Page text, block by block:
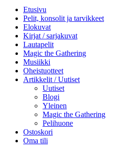
Etusivu
Pelit, konsolit ja tarvikkeet
Elokuvat
Kirjat / sarjakuvat
Lautapelit
Magic the Gathering
Musiikki
Oheistuotteet
Artikkelit / Uutiset
Uutiset
Blogi
Yleinen
Magic the Gathering
Pelihuone
Ostoskori
Oma tili